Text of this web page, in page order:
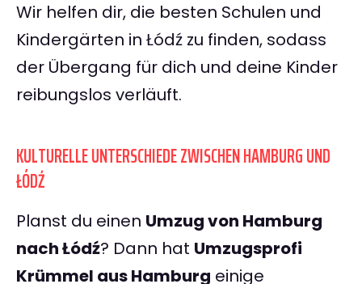
Wir helfen dir, die besten Schulen und
Kindergärten in Łódź zu finden, sodass
der Übergang für dich und deine Kinder
reibungslos verläuft.
KULTURELLE UNTERSCHIEDE ZWISCHEN HAMBURG UND
ŁÓDŹ
Planst du einen Umzug von Hamburg
nach Łódź? Dann hat Umzugsprofi
Krümmel aus Hamburg einige